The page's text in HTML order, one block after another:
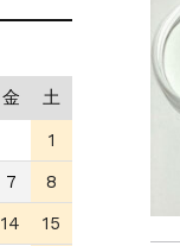
金
土
1
7
8
14
15